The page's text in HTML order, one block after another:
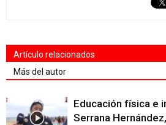
Artículo relacionados
Más del autor
Educación física e
Serrana